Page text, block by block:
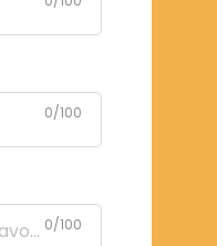
0/100
0/100